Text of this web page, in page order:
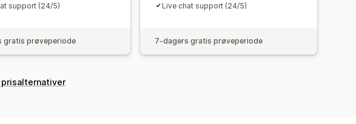
support (24/5)
gratis prøveperiode
Live chat support (24/5)
7-dagers gratis prøveperiode
prisalternativer